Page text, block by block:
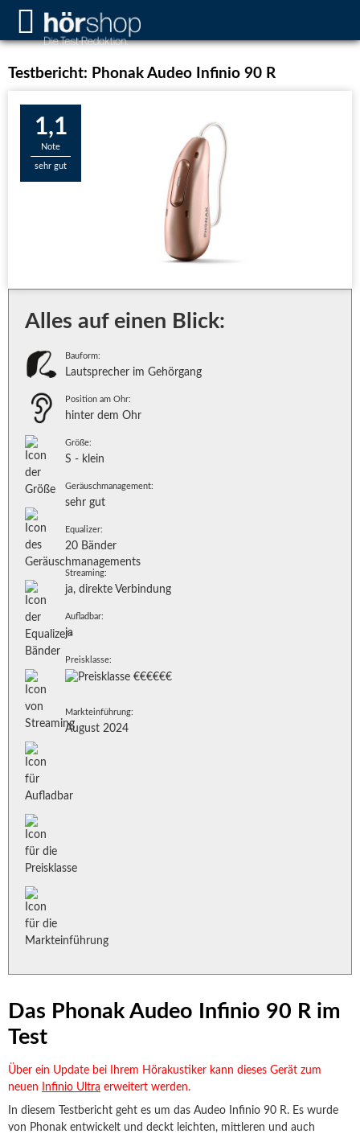
Testbericht: Phonak Audeo Infinio 90 R
1,1
Note
sehr gut
Das Phonak Audeo Infinio 90 R im
Test
Über ein Update bei Ihrem Hörakustiker kann dieses Gerät zum
neuen
Infinio Ultra erweitert werden.
In diesem Testbericht geht es um das Audeo Infinio 90 R. Es wurde
von Phonak entwickelt und deckt leichten, mittleren und auch
Alles auf einen Blick:
Bauform:
Lautsprecher im Gehörgang
Position am Ohr:
hinter dem Ohr
Größe:
S - klein
Geräuschmanagement:
sehr gut
Equalizer:
20 Bänder
Streaming:
ja, direkte Verbindung
Aufladbar:
ja
Preisklasse:
Markteinführung:
August 2024